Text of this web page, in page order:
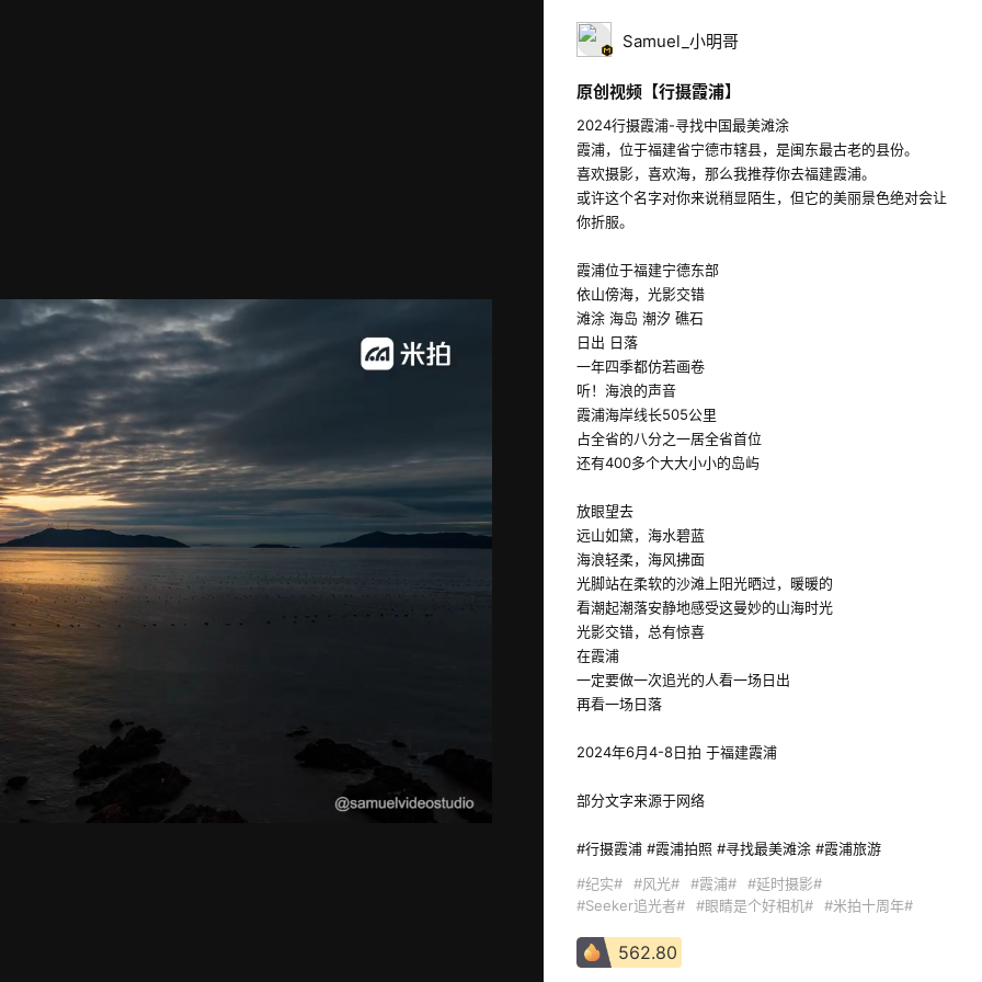
Samuel_小明哥
原创视频【行摄霞浦】
2024行摄霞浦-寻找中国最美滩涂
霞浦，位于福建省宁德市辖县，是闽东最古老的县份。
喜欢摄影，喜欢海，那么我推荐你去福建霞浦。
或许这个名字对你来说稍显陌生，但它的美丽景色绝对会让
你折服。
霞浦位于福建宁德东部
依山傍海，光影交错
滩涂 海岛 潮汐 礁石
日出 日落
一年四季都仿若画卷
听！海浪的声音
霞浦海岸线长505公里
占全省的八分之一居全省首位
还有400多个大大小小的岛屿
放眼望去
远山如黛，海水碧蓝
海浪轻柔，海风拂面
光脚站在柔软的沙滩上阳光晒过，暖暖的
看潮起潮落安静地感受这曼妙的山海时光
光影交错，总有惊喜
在霞浦
一定要做一次追光的人看一场日出
再看一场日落
2024年6月4-8日拍 于福建霞浦
部分文字来源于网络
#行摄霞浦 #霞浦拍照 #寻找最美滩涂 #霞浦旅游
#纪实#
#风光# #霞浦#
#延时摄影#
#Seeker追光者#
#眼睛是个好相机# #米拍十周年#
562.80